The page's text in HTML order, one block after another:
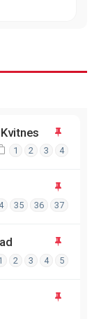
1 2 3 4
35 36 37
2 3 4 5